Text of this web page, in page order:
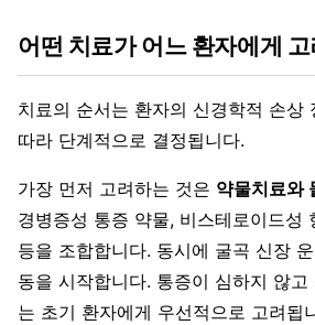
어떤 치료가 어느 환자에게
치료의 순서는 환자의 신경학적 손상
따라 단계적으로 결정됩니다.
가장 먼저 고려하는 것은 약물치료와
경병증성 통증 약물, 비스테로이드성
등을 조합합니다. 동시에 굴곡 신장
동을 시작합니다. 통증이 심하지 않
는 초기 환자에게 우선적으로 고려됩